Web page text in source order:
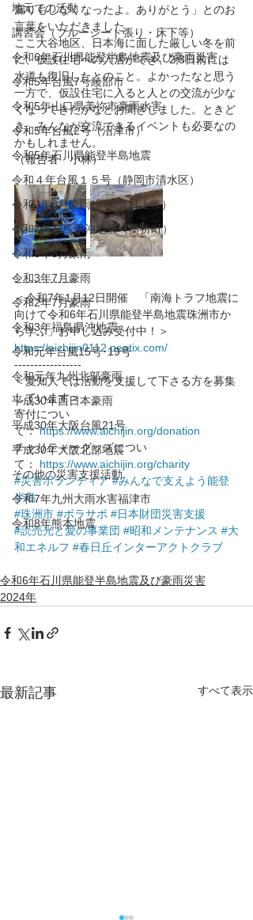
地元での活動
講習会（ブルーシート張り・床下等）
令和6年石川県能登半島地震及び豪雨災害
令和5年台風7号綾部市
令和5年山口県美祢市豪雨水害
令和5年台風2号（沼津市）
令和5年石川県能登半島地震
令和４年台風１５号（静岡市清水区）
令和4年8月豪雨(新潟県村上市）
令和4年福島県沖地震（桑折町）
令和3年8月豪雨
令和3年7月豪雨
令和2年7月豪雨
令和3年福島県沖地震
令和元年台風15号･19号
令和元年九州北部豪雨
平成30年西日本豪雨
平成30年大阪台風21号
平成30年大阪北部地震
その他の災害支援活動
令和7年九州大雨水害福津市
令和8年熊本地震
漏りもしなくなったよ。ありがとう」とのお
言葉をいただきました。
ここ大谷地区、日本海に面した厳しい冬を前
に、仮設住宅への入居ができ、2,3日前には
水道も復旧したとのこと。よかったなと思う
一方で、仮設住宅に入ると人との交流が少な
くなってきたかなとお聞きしました。ときど
き、みんなが交流できるイベントも必要なの
かもしれません。
（報告者　小林）
----------------
＜令和7年1月12日開催　「南海トラフ地震に
向けて令和6年石川県能登半島地震珠洲市か
ら学ぶ」お申し込み受付中！＞
https://aichijin0112.peatix.com/
-----------------
＜愛知人では活動を支援して下さる方を募集
しています＞
寄付につい
て： https://www.aichijin.org/donation
チャリティーグッズについ
て： https://www.aichijin.org/charity
#災害ボランティア #みんなで支えよう能登
半島
#珠洲市 #ボラサポ #日本財団災害支援
#読売光と愛の事業団 #昭和メンテナンス #大
和エネルフ #春日丘インターアクトクラブ
令和6年石川県能登半島地震及び豪雨災害
2024年
最新記事 すべて表示